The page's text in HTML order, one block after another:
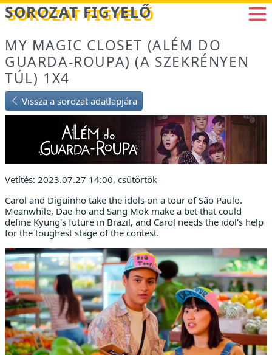
Betöltés...
SOROZAT FIGYELŐ
MY MAGIC CLOSET (ALÉM DO
GUARDA-ROUPA) (A SZEKRÉNYEN
TÚL) 1X4
Vissza a sorozat adatlapjára
Vetítés: 2023.07.27 14:00, csütörtök
Carol and Diguinho take the idols on a tour of São Paulo.
Meanwhile, Dae-ho and Sang Mok make a bet that could
define Kyung's future in Brazil, and Carol needs the idol's help
for the toughest stage of the contest.